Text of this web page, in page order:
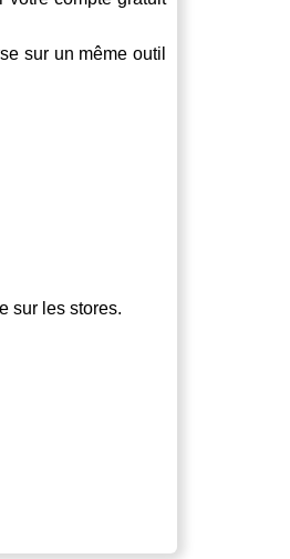
sur un même outil
sur les stores.